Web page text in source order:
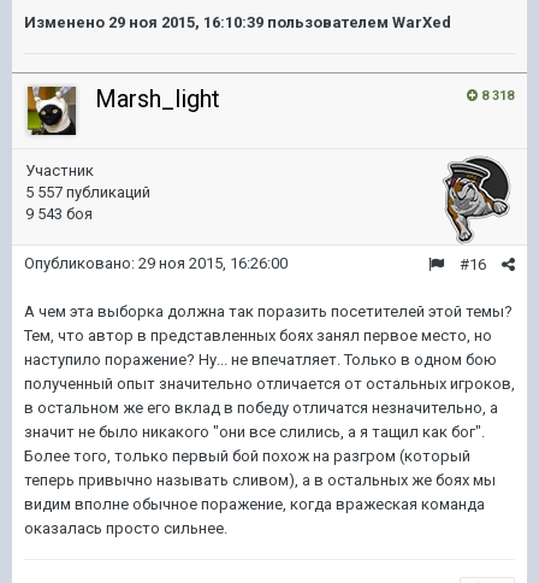
Изменено 29 ноя 2015, 16:10:39 пользователем WarXed
8 318
Marsh_light
Участник
5 557 публикаций
9 543 боя
#16
Опубликовано: 29 ноя 2015, 16:26:00
А чем эта выборка должна так поразить посетителей этой темы?
Тем, что автор в представленных боях занял первое место, но
наступило поражение? Ну... не впечатляет. Только в одном бою
полученный опыт значительно отличается от остальных игроков,
в остальном же его вклад в победу отличатся незначительно, а
значит не было никакого "они все слились, а я тащил как бог".
Более того, только первый бой похож на разгром (который
теперь привычно называть сливом), а в остальных же боях мы
видим вполне обычное поражение, когда вражеская команда
оказалась просто сильнее.